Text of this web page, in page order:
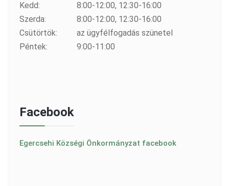
Kedd:
8:00-12:00, 12:30-16:00
Szerda:
8:00-12:00, 12:30-16:00
Csütörtök:
az ügyfélfogadás szünetel
Péntek:
9:00-11:00
Facebook
Egercsehi Községi Önkormányzat facebook